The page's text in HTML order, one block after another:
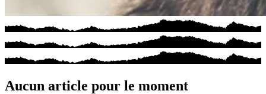
Aucun article pour le moment